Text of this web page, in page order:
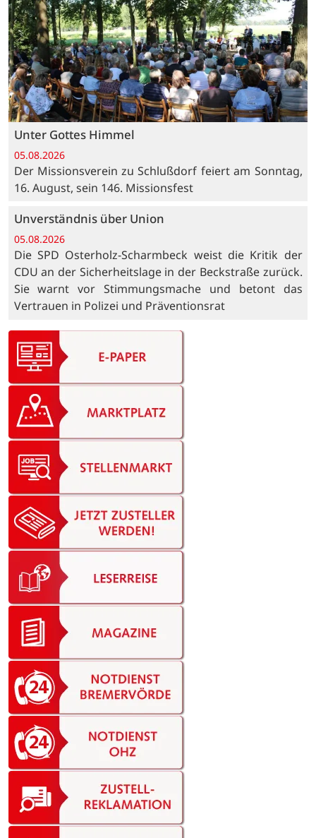
Unter Gottes Himmel
05.08.2026
Der Missionsverein zu Schlußdorf feiert am Sonntag,
16. August, sein 146. Missionsfest
Unverständnis über Union
05.08.2026
Die SPD Osterholz-Scharmbeck weist die Kritik der
CDU an der Sicherheitslage in der Beckstraße zurück.
Sie warnt vor Stimmungsmache und betont das
Vertrauen in Polizei und Präventionsrat